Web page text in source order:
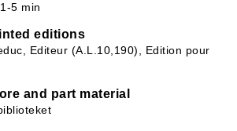
5 min
editions
Editeur (A.L.10,190), Edition pour
and part material